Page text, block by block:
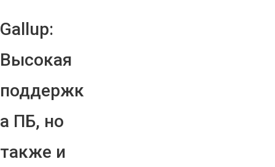
Gallup:
Высокая
поддержк
а ПБ, но
также и